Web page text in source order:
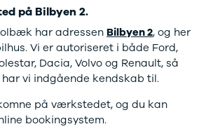
i3s
på Bilbyen 2.
har adressen Bilbyen 2, og her
Vi er autoriseret i både Ford,
Dacia, Volvo og Renault, så
vi indgående kendskab til.
på værkstedet, og du kan
bookingsystem.